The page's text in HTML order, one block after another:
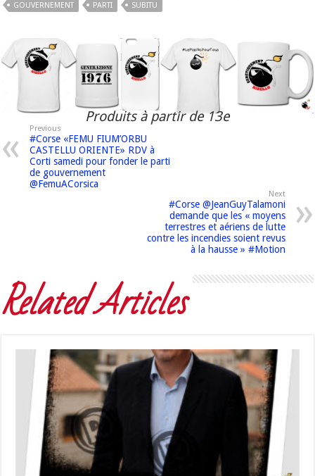
GOUVERNEMENT
PARTI SUBITU
Produits à partir de 13e
Previous
#Corse «FEMU FIUM’ORBU
CASTELLU ORIENTE» RDV à
Corti samedi pour fonder le parti
de gouvernement
@FemuACorsica
Next
#Corse @JeanGuyTalamoni
demande que les « moyens
terrestres et aériens de lutte
contre les incendies soient revus
à la hausse » #Motion
Related Articles